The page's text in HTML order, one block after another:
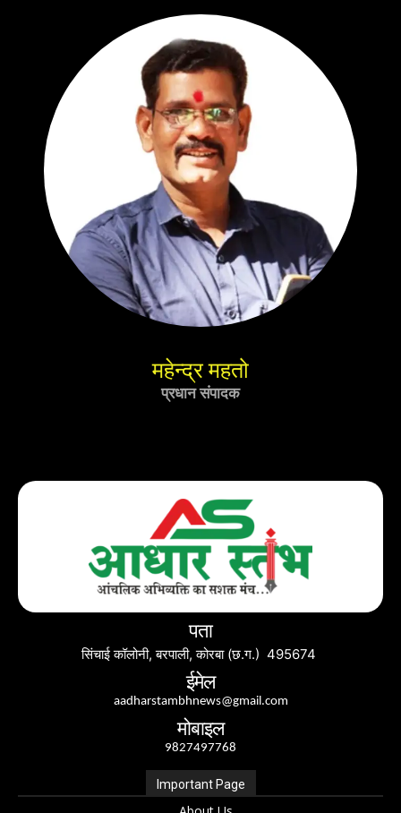
महेन्द्र महतो
प्रधान संपादक
पता
सिंचाई कॉलोनी, बरपाली, कोरबा (छ.ग.) 495674
ईमेल
aadharstambhnews@gmail.com
मोबाइल
9827497768
Important Page